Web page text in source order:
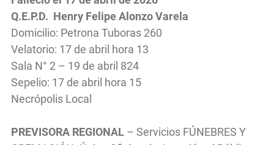
Q.E.P.D. Henry Felipe Alonzo Varela
Domicilio: Petrona Tuboras 260
Velatorio: 17 de abril hora 13
Sala N° 2 – 19 de abril 824
Sepelio: 17 de abril hora 15
Necrópolis Local
PREVISORA REGIONAL – Servicios FÚNEBRES Y